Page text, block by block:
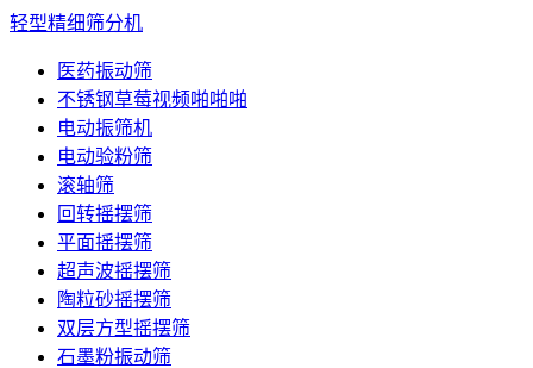
轻型精细筛分机
医药振动筛
不锈钢草莓视频啪啪啪
电动振筛机
电动验粉筛
滚轴筛
回转摇摆筛
平面摇摆筛
超声波摇摆筛
陶粒砂摇摆筛
双层方型摇摆筛
石墨粉振动筛